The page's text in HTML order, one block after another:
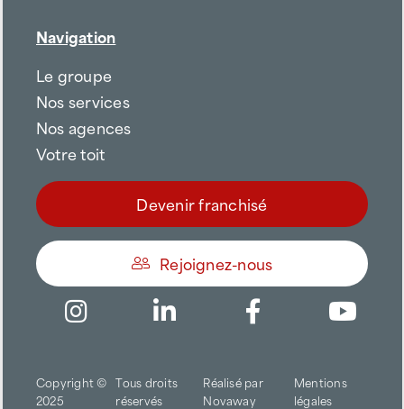
Navigation
Le groupe
Nos services
Nos agences
Votre toit
Devenir franchisé
Rejoignez-nous
Copyright ©
2025
Tous droits
réservés
Réalisé par
Novaway
Mentions
légales
Trouver une agence